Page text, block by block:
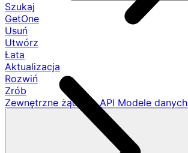
Szukaj
GetOne
Usuń
Utwórz
Łata
Aktualizacja
Rozwiń
Zrób
Zewnętrzne żądania API Modele danych